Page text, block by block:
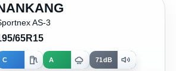
AS-3
65R15
C A 71dB